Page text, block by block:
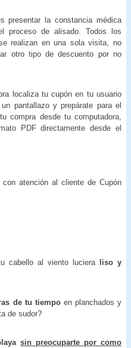
presentar la constancia médica
proceso de alisado. Todos los
realizan en una sola visita, no
otro tipo de descuento por no
localiza tu cupón en tu usuario
pantallazo y prepárate para el
compra desde tu computadora,
PDF directamente desde el
con atención al cliente de Cupón
cabello al viento luciera liso y
de tu tiempo en planchados y
de sudor?
sin preocuparte por como